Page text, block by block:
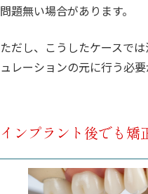
問題無い場合があります。
ただし、こうしたケースで
ュレーションの元に行う必要
インプラント後でも矯